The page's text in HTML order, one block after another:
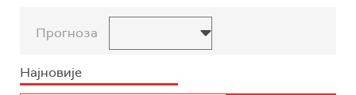
Прогноза
Најновије